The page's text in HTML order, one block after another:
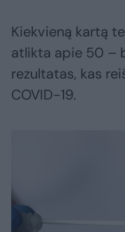
Kiekvieną kartą
atlikta apie 50 –
rezultatas, kas
COVID-19.